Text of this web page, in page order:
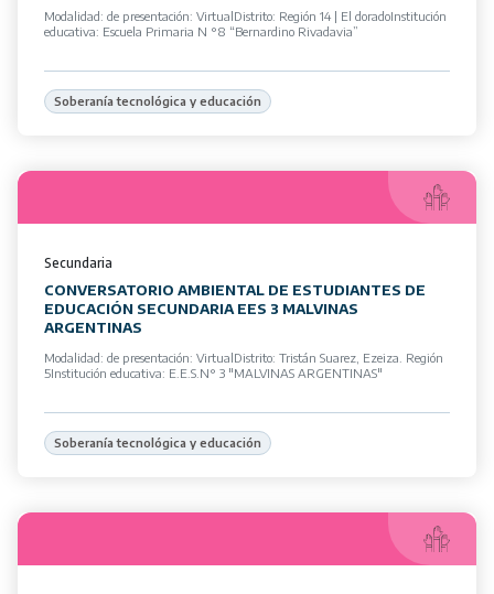
Modalidad: de presentación: VirtualDistrito: Región 14 | El doradoInstitución
educativa: Escuela Primaria N °8 “Bernardino Rivadavia”
Soberanía tecnológica y educación
Secundaria
CONVERSATORIO AMBIENTAL DE ESTUDIANTES DE
EDUCACIÓN SECUNDARIA EES 3 MALVINAS
ARGENTINAS
Modalidad: de presentación: VirtualDistrito: Tristán Suarez, Ezeiza. Región
5Institución educativa: E.E.S.N° 3 "MALVINAS ARGENTINAS"
Soberanía tecnológica y educación